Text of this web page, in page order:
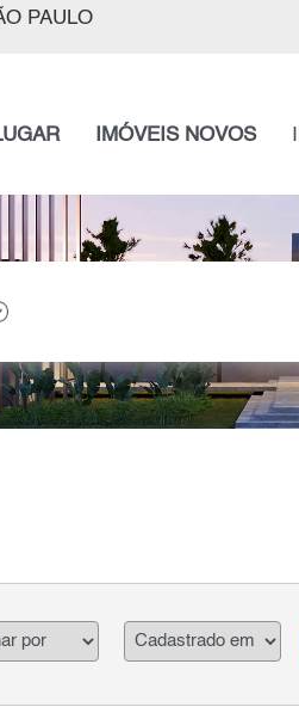
PAULO
IMÓVEIS NOVOS